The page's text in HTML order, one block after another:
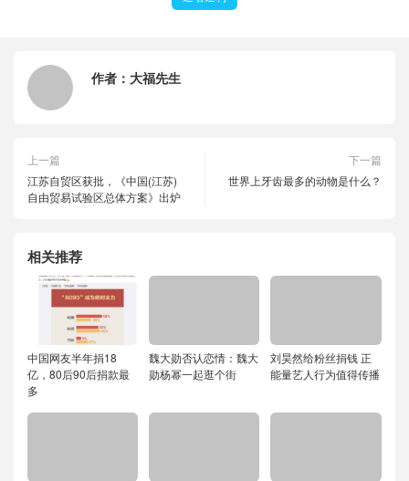
作者： 大福先生
上一篇
江苏自贸区获批，《中国(江苏)
自由贸易试验区总体方案》出炉
下一篇
世界上牙齿最多的动物是什么？
相关推荐
中国网友半年捐18
亿，80后90后捐款最
多
魏大勋否认恋情：魏大
勋杨幂一起逛个街
刘昊然给粉丝捐钱 正
能量艺人行为值得传播